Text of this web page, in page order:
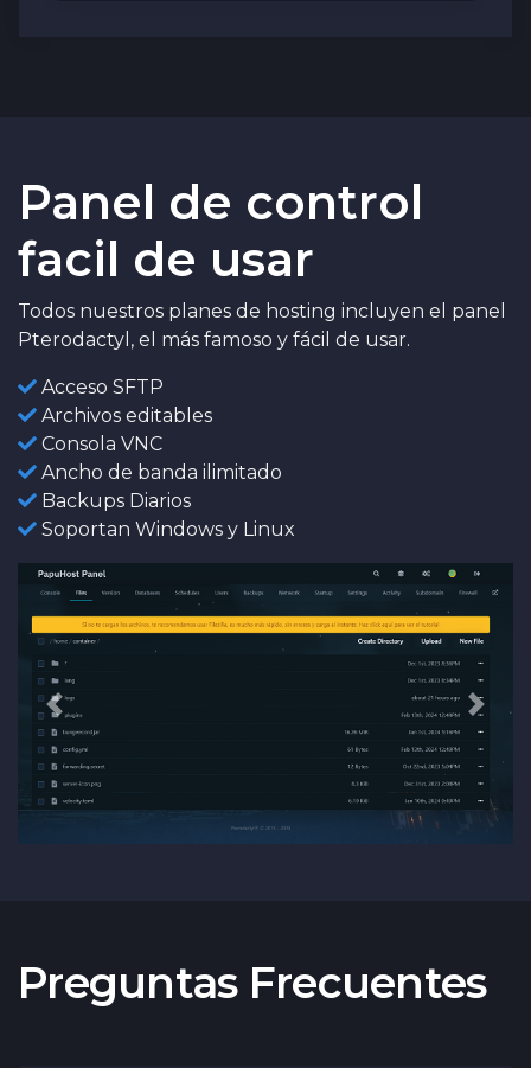
Panel de control
facil de usar
Todos nuestros planes de hosting incluyen el panel
Pterodactyl, el más famoso y fácil de usar.
Acceso SFTP
Archivos editables
Consola VNC
Ancho de banda ilimitado
Backups Diarios
Soportan Windows y Linux
Anterior
Preguntas Frecuentes